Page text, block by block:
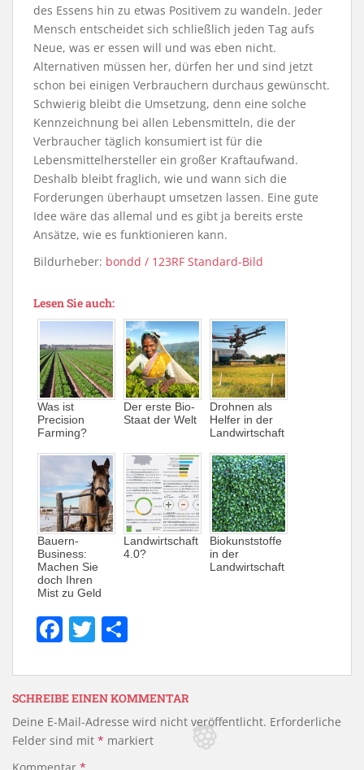
des Essens hin zu etwas Positivem zu wandeln. Jeder
Mensch entscheidet sich schließlich jeden Tag aufs
Neue, was er essen will und was eben nicht.
Alternativen müssen her, dürfen her und sind jetzt
schon bei einigen Verbrauchern durchaus gewünscht.
Schwierig bleibt die Umsetzung, denn eine solche
Kennzeichnung bei allen Lebensmitteln, die der
Verbraucher täglich konsumiert ist für die
Lebensmittelhersteller ein großer Kraftaufwand.
Deshalb bleibt fraglich, wie und wann sich die
Forderungen überhaupt umsetzen lassen. Eine gute
Idee wäre das allemal und es gibt ja bereits erste
Ansätze, wie es funktionieren kann.
Bildurheber: bondd / 123RF Standard-Bild
Lesen Sie auch:
Was ist
Precision
Farming?
Der erste Bio-
Staat der Welt
Drohnen als
Helfer in der
Landwirtschaft
Bauern-
Business:
Machen Sie
doch Ihren
Mist zu Geld
Landwirtschaft
4.0?
Biokunststoffe
in der
Landwirtschaft
F
a
c
e
b
o
T
w
itt
er
le
n
SCHREIBE EINEN KOMMENTAR
Deine E-Mail-Adresse wird nicht veröffentlicht. Erforderliche
Felder sind mit * markiert
Kommentar *